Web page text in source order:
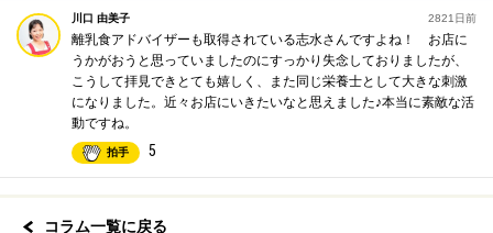
川口 由美子 2821日前
離乳食アドバイザーも取得されている志水さんですよね！ お店に
うかがおうと思っていましたのにすっかり失念しておりましたが、
こうして拝見できとても嬉しく、また同じ栄養士として大きな刺激
になりました。近々お店にいきたいなと思えました♪本当に素敵な活
動ですね。
拍手 5
コラム一覧に戻る